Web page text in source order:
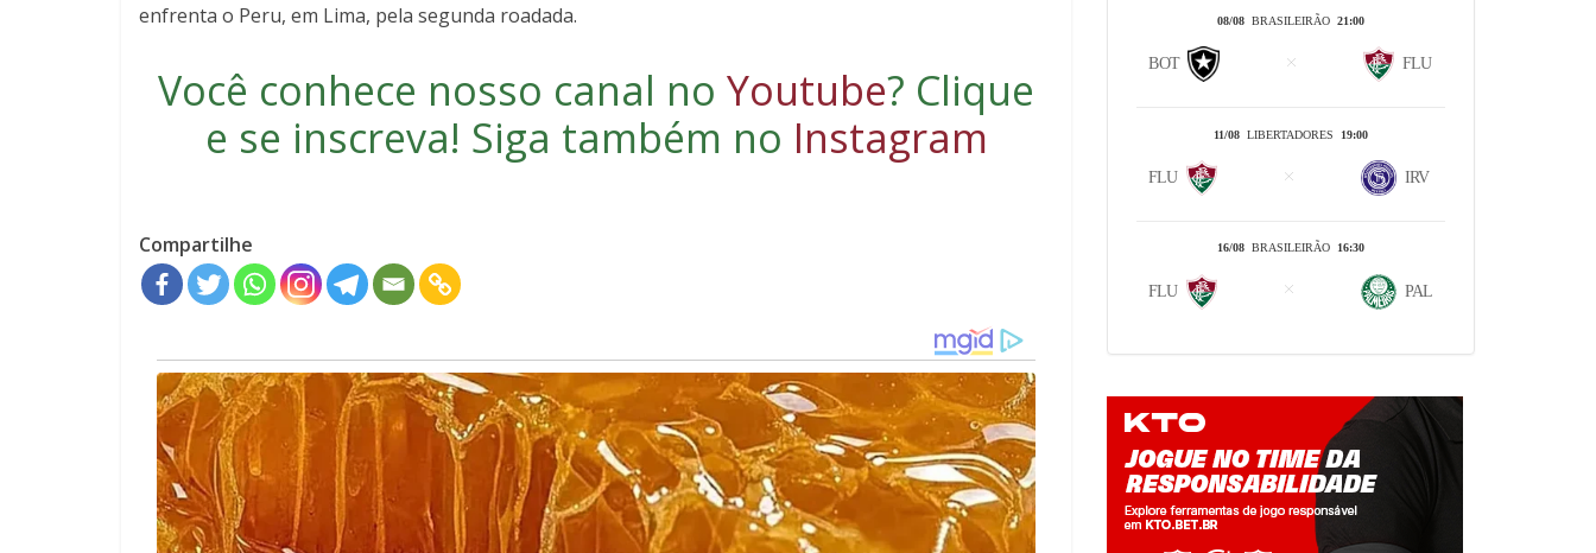
enfrenta o Peru, em Lima, pela segunda roadada.
Você conhece nosso canal no Youtube? Clique
e se inscreva! Siga também no Instagram
Compartilhe
08/08 BRASILEIRÃO 21:00
BOT FLU
11/08 LIBERTADORES 19:00
FLU IRV
16/08 BRASILEIRÃO 16:30
FLU PAL